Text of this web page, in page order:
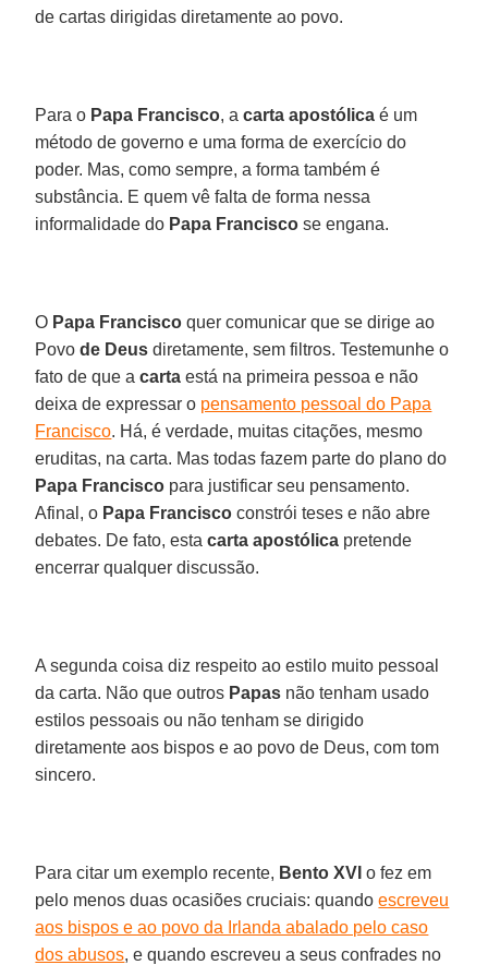
de cartas dirigidas diretamente ao povo.
Para o Papa Francisco, acarta apostólica é um
método de governo e uma forma de exercício do
poder. Mas, como sempre, a forma também é
substância. E quem vê falta de forma nessa
informalidade do Papa Francisco se engana.
O Papa Francisco quer comunicar que se dirige ao
Povo de Deus diretamente, sem filtros. Testemunhe o
fato de que acarta está na primeira pessoa e não
deixa de expressar o pensamento pessoal do Papa
Francisco. Há, é verdade, muitas citações, mesmo
eruditas, na carta. Mas todas fazem parte do plano do
Papa Francisco para justificar seu pensamento.
Afinal, o Papa Francisco constrói teses e não abre
debates. De fato, estacarta apostólica pretende
encerrar qualquer discussão.
A segunda coisa diz respeito ao estilo muito pessoal
da carta. Não que outros Papas não tenham usado
estilos pessoais ou não tenham se dirigido
diretamente aos bispos e ao povo de Deus, com tom
sincero.
Para citar um exemplo recente, Bento XVI o fez em
pelo menos duas ocasiões cruciais: quandoescreveu
aos bispos e ao povo da Irlanda abalado pelo caso
dos abusos, e quando escreveu a seus confrades no